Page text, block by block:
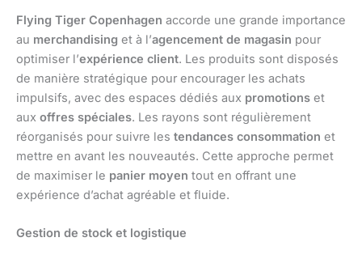
Flying Tiger Copenhagen accorde une grande importance
au merchandising et à l’agencement de magasin pour
optimiser l’expérience client. Les produits sont disposés
de manière stratégique pour encourager les achats
impulsifs, avec des espaces dédiés aux promotions et
aux offres spéciales. Les rayons sont régulièrement
réorganisés pour suivre les tendances consommation et
mettre en avant les nouveautés. Cette approche permet
de maximiser le panier moyen tout en offrant une
expérience d’achat agréable et fluide.
Gestion de stock et logistique